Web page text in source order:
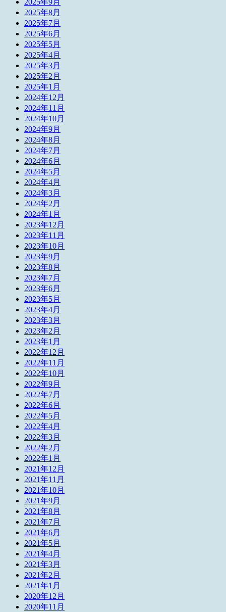
2025年9月
2025年8月
2025年7月
2025年6月
2025年5月
2025年4月
2025年3月
2025年2月
2025年1月
2024年12月
2024年11月
2024年10月
2024年9月
2024年8月
2024年7月
2024年6月
2024年5月
2024年4月
2024年3月
2024年2月
2024年1月
2023年12月
2023年11月
2023年10月
2023年9月
2023年8月
2023年7月
2023年6月
2023年5月
2023年4月
2023年3月
2023年2月
2023年1月
2022年12月
2022年11月
2022年10月
2022年9月
2022年7月
2022年6月
2022年5月
2022年4月
2022年3月
2022年2月
2022年1月
2021年12月
2021年11月
2021年10月
2021年9月
2021年8月
2021年7月
2021年6月
2021年5月
2021年4月
2021年3月
2021年2月
2021年1月
2020年12月
2020年11月